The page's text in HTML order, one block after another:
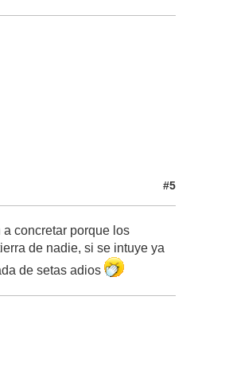
#5
concretar porque los
de nadie, si se intuye ya
de setas adios